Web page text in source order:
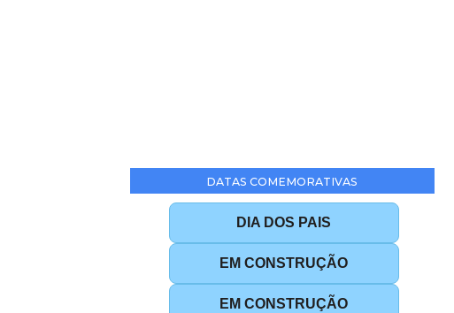
DATAS COMEMORATIVAS
DIA DOS PAIS
EM CONSTRUÇÃO
EM CONSTRUÇÃO